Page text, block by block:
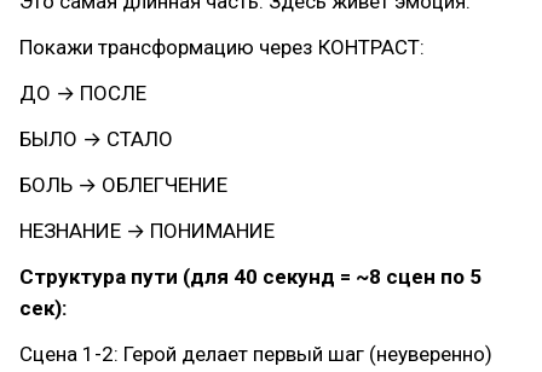
Покажи трансформацию через КОНТРАСТ:
ДО → ПОСЛЕ
БЫЛО → СТАЛО
БОЛЬ → ОБЛЕГЧЕНИЕ
НЕЗНАНИЕ → ПОНИМАНИЕ
Структура пути (для 40 секунд = ~8 сцен по 5
сек):
Сцена 1-2: Герой делает первый шаг (неуверенно)